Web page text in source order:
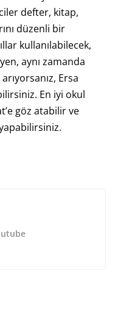
defter, kitap,
düzenli bir
kullanılabilecek,
aynı zamanda
Ersa
En iyi okul
göz atabilir ve